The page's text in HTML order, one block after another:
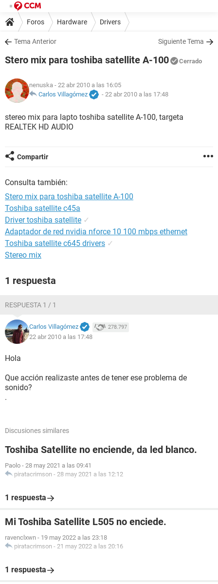
Foros Hardware Drivers
Tema Anterior Siguiente Tema
Stero mix para toshiba satellite A-100 Cerrado
nenuska - 22 abr 2010 a las 16:05
Carlos Villagómez
- 22 abr 2010 a las 17:48
stereo mix para lapto toshiba satellite A-100, targeta
REALTEK HD AUDIO
Compartir
Consulta también:
Stero mix para toshiba satellite A-100
Toshiba satellite c45a
Driver toshiba satellite ✓
Adaptador de red nvidia nforce 10 100 mbps ethernet
Toshiba satellite c645 drivers ✓
Stereo mix
1 respuesta
RESPUESTA 1 / 1
Carlos Villagómez 278.797
22 abr 2010 a las 17:48
Hola
Que acción realizaste antes de tener ese problema de
sonido?
.
Discusiones similares
Toshiba Satellite no enciende, da led blanco.
Paolo - 28 may 2021 a las 09:41
piratacrimson - 28 may 2021 a las 12:12
1 respuesta
Mi Toshiba Satellite L505 no enciede.
ravenclxwn - 19 may 2022 a las 23:18
piratacrimson - 21 may 2022 a las 20:16
1 respuesta